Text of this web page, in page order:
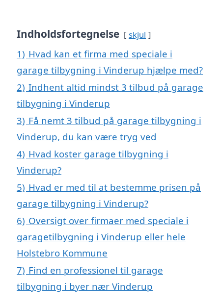
Indholdsfortegnelse skjul
1) Hvad kan et firma med speciale i
garage tilbygning i Vinderup hjælpe med?
2) Indhent altid mindst 3 tilbud på garage
tilbygning i Vinderup
3) Få nemt 3 tilbud på garage tilbygning i
Vinderup, du kan være tryg ved
4) Hvad koster garage tilbygning i
Vinderup?
5) Hvad er med til at bestemme prisen på
garage tilbygning i Vinderup?
6) Oversigt over firmaer med speciale i
garagetilbygning i Vinderup eller hele
Holstebro Kommune
7) Find en professionel til garage
tilbygning i byer nær Vinderup